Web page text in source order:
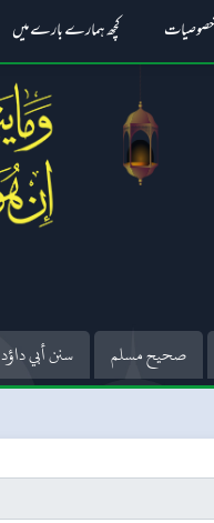
خصوصیات کچھ ہمارے بارے میں
صحيح مسلم سنن أبي داؤد